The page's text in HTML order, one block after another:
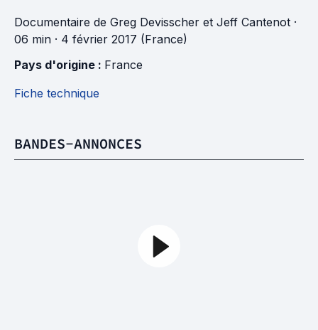
Documentaire de Greg Devisscher et Jeff Cantenot ·
06 min · 4 février 2017 (France)
Pays d'origine : France
Fiche technique
BANDES-ANNONCES